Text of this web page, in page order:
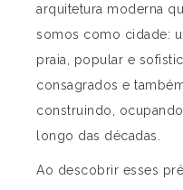
arquitetura moderna
somos como cidade:
praia, popular e
consagrados e
construindo,
longo das décadas.
Ao descobrir esses